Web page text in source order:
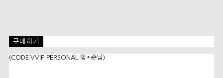
구매하기
(CODE:VVIP PERSONAL 임*준님)